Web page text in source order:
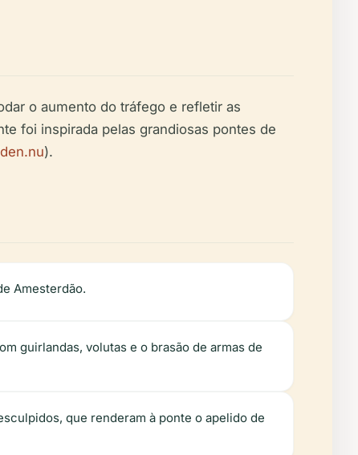
o aumento do tráfego e refletir as
foi inspirada pelas grandiosas pontes de
).
Amesterdão.
guirlandas, volutas e o brasão de armas de
que renderam à ponte o apelido de